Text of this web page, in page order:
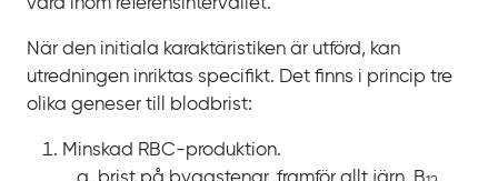
vara inom referensintervallet.
När den initiala karaktäristiken är utförd, kan
utredningen inriktas specifikt. Det finns i princip tre
olika geneser till blodbrist:
Minskad RBC-produktion.